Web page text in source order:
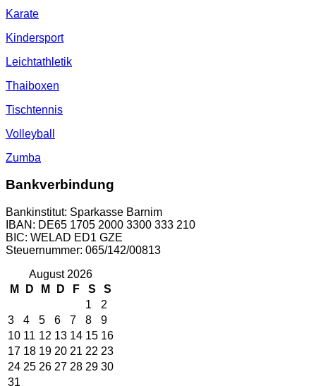
Karate
Kindersport
Leichtathletik
Thaiboxen
Tischtennis
Volleyball
Zumba
Bankverbindung
Bankinstitut: Sparkasse Barnim
IBAN: DE65 1705 2000 3300 333 210
BIC: WELAD ED1 GZE
Steuernummer: 065/142/00813
August 2026
M
D M D F S
S
1
2
3
4 5 6 7 8
9
10 11 12 13 14 15 16
17 18 19 20 21 22 23
24 25 26 27 28 29 30
31